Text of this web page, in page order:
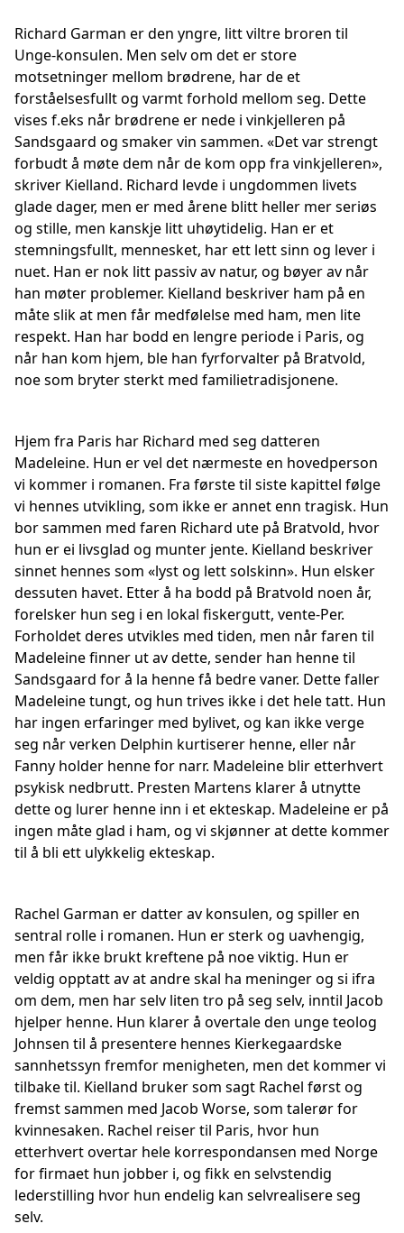
Richard Garman er den yngre, litt viltre broren til
Unge-konsulen. Men selv om det er store
motsetninger mellom brødrene, har de et
forståelsesfullt og varmt forhold mellom seg. Dette
vises f.eks når brødrene er nede i vinkjelleren på
Sandsgaard og smaker vin sammen. «Det var strengt
forbudt å møte dem når de kom opp fra vinkjelleren»,
skriver Kielland. Richard levde i ungdommen livets
glade dager, men er med årene blitt heller mer seriøs
og stille, men kanskje litt uhøytidelig. Han er et
stemningsfullt, mennesket, har ett lett sinn og lever i
nuet. Han er nok litt passiv av natur, og bøyer av når
han møter problemer. Kielland beskriver ham på en
måte slik at men får medfølelse med ham, men lite
respekt. Han har bodd en lengre periode i Paris, og
når han kom hjem, ble han fyrforvalter på Bratvold,
noe som bryter sterkt med familietradisjonene.
Hjem fra Paris har Richard med seg datteren
Madeleine. Hun er vel det nærmeste en hovedperson
vi kommer i romanen. Fra første til siste kapittel følge
vi hennes utvikling, som ikke er annet enn tragisk. Hun
bor sammen med faren Richard ute på Bratvold, hvor
hun er ei livsglad og munter jente. Kielland beskriver
sinnet hennes som «lyst og lett solskinn». Hun elsker
dessuten havet. Etter å ha bodd på Bratvold noen år,
forelsker hun seg i en lokal fiskergutt, vente-Per.
Forholdet deres utvikles med tiden, men når faren til
Madeleine finner ut av dette, sender han henne til
Sandsgaard for å la henne få bedre vaner. Dette faller
Madeleine tungt, og hun trives ikke i det hele tatt. Hun
har ingen erfaringer med bylivet, og kan ikke verge
seg når verken Delphin kurtiserer henne, eller når
Fanny holder henne for narr. Madeleine blir etterhvert
psykisk nedbrutt. Presten Martens klarer å utnytte
dette og lurer henne inn i et ekteskap. Madeleine er på
ingen måte glad i ham, og vi skjønner at dette kommer
til å bli ett ulykkelig ekteskap.
Rachel Garman er datter av konsulen, og spiller en
sentral rolle i romanen. Hun er sterk og uavhengig,
men får ikke brukt kreftene på noe viktig. Hun er
veldig opptatt av at andre skal ha meninger og si ifra
om dem, men har selv liten tro på seg selv, inntil Jacob
hjelper henne. Hun klarer å overtale den unge teolog
Johnsen til å presentere hennes Kierkegaardske
sannhetssyn fremfor menigheten, men det kommer vi
tilbake til. Kielland bruker som sagt Rachel først og
fremst sammen med Jacob Worse, som talerør for
kvinnesaken. Rachel reiser til Paris, hvor hun
etterhvert overtar hele korrespondansen med Norge
for firmaet hun jobber i, og fikk en selvstendig
lederstilling hvor hun endelig kan selvrealisere seg
selv.